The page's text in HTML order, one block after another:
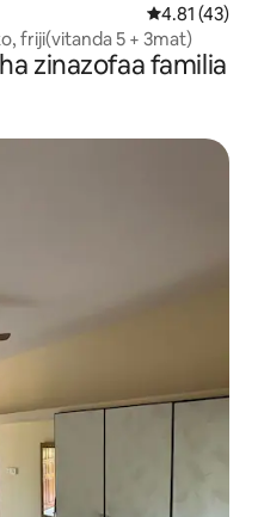
Ukadiriaji wa
4.81 (43)
friji(vitanda 5 + 3mat)
zinazofaa familia